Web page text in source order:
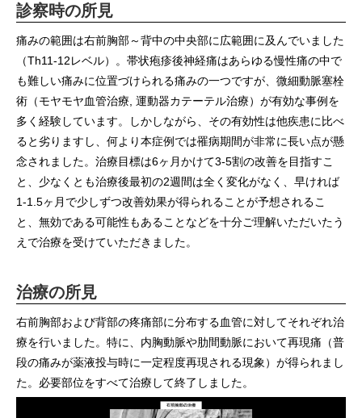
診察時の所見
痛みの範囲は右前胸部～背中の中央部に広範囲に及んでいました
（Th11-12レベル）。帯状疱疹後神経痛はあらゆる慢性痛の中で
も難しい痛みに位置づけられる痛みの一つですが、微細動脈塞栓
術（モヤモヤ血管治療, 運動器カテーテル治療）が有効な事例を
多く経験しています。しかしながら、その有効性は他疾患に比べ
ると劣りますし、何より本症例では罹病期間が非常に長い点が懸
念されました。治療目標は6ヶ月かけて3-5割の改善を目指すこ
と、少なくとも治療後最初の2週間は全く変化がなく、早ければ
1-1.5ヶ月で少しずつ改善効果が得られることが予想されるこ
と、無効である可能性もあることなどを十分ご理解いただいたう
えで治療を受けていただきました。
治療の所見
右前胸部および背部の疼痛部に分布する血管に対してそれぞれ治
療を行いました。特に、内胸動脈や肋間動脈において再現痛（普
段の痛みが薬液投与時に一定程度再現される現象）が得られまし
た。必要部位をすべて治療して終了しました。